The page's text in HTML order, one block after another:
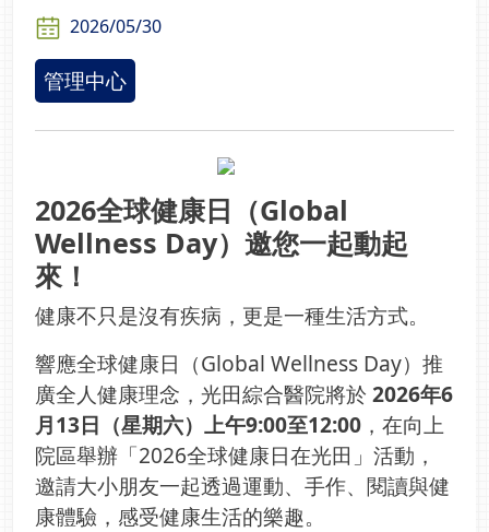
2026/05/30
管理中心
2026全球健康日（Global
Wellness Day）邀您一起動起
來！
健康不只是沒有疾病，更是一種生活方式。
響應全球健康日（Global Wellness Day）推
廣全人健康理念，光田綜合醫院將於 2026年6
月13日（星期六）上午9:00至12:00 ，在向上
院區舉辦「2026全球健康日在光田」活動，
邀請大小朋友一起透過運動、手作、閱讀與健
康體驗，感受健康生活的樂趣。